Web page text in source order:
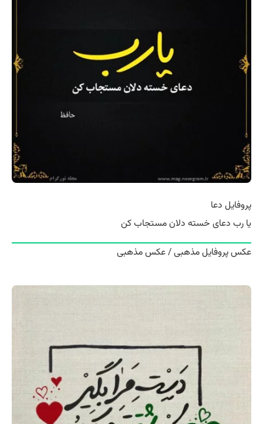
پروفایل دعا
یا رب دعای خسته دلان مستجاب کن
عکس پروفایل مذهبی / عکس مذهبی